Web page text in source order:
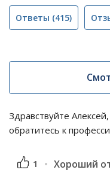
Ответы (415)
Здравствуйте
обратитесь к
1 Хороший